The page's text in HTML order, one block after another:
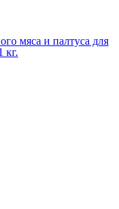
мяса и палтуса для
кг.